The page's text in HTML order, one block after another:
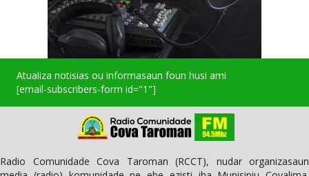
Atualiza notisias ou informasaun foun husi ami
[email-subscribers-form id="1"]
Radio Comunidade Cova Taroman (RCCT), nudar organizasaun